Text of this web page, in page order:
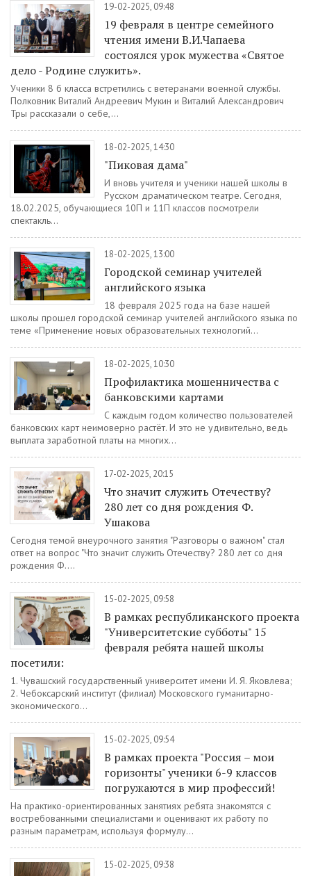
19-02-2025, 09:48
19 февраля в центре семейного
чтения имени В.И.Чапаева
состоялся урок мужества «Святое
дело - Родине служить».
Ученики 8 б класса встретились с ветеранами военной службы.
Полковник Виталий Андреевич Мукин и Виталий Александрович
Тры рассказали о себе,...
18-02-2025, 14:30
"Пиковая дама"
И вновь учителя и ученики нашей школы в
Русском драматическом театре. Сегодня,
18.02.2025, обучающиеся 10П и 11П классов посмотрели
спектакль...
18-02-2025, 13:00
Городской семинар учителей
английского языка
18 февраля 2025 года на базе нашей
школы прошел городской семинар учителей английского языка по
теме «Применение новых образовательных технологий...
18-02-2025, 10:30
Профилактика мошенничества с
банковскими картами
С каждым годом количество пользователей
банковских карт неимоверно растёт. И это не удивительно, ведь
выплата заработной платы на многих...
17-02-2025, 20:15
Что значит служить Отечеству?
280 лет со дня рождения Ф.
Ушакова
Сегодня темой внеурочного занятия "Разговоры о важном" стал
ответ на вопрос "Что значит служить Отечеству? 280 лет со дня
рождения Ф....
15-02-2025, 09:58
В рамках республиканского проекта
"Университетские субботы" 15
февраля ребята нашей школы
посетили:
1. Чувашский государственный университет имени И. Я. Яковлева;
2. Чебоксарский институт (филиал) Московского гуманитарно-
экономического...
15-02-2025, 09:54
В рамках проекта "Россия – мои
горизонты" ученики 6-9 классов
погружаются в мир профессий!
На практико-ориентированных занятиях ребята знакомятся с
востребованными специалистами и оценивают их работу по
разным параметрам, используя формулу...
15-02-2025, 09:38